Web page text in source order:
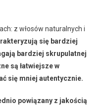
z włosów naturalnych i
się bardziej
bardziej skrupulatnej
są łatwiejsze w
się mniej autentycznie.
powiązany z jakością